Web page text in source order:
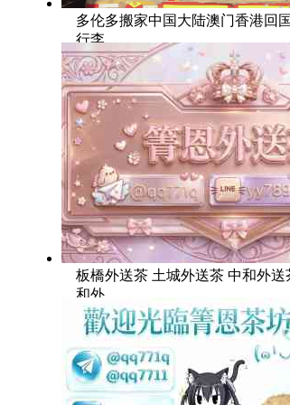
多伦多搬家中国大陆澳门香港回
行李
板橋外送茶 土城外送茶 中和外送
和外